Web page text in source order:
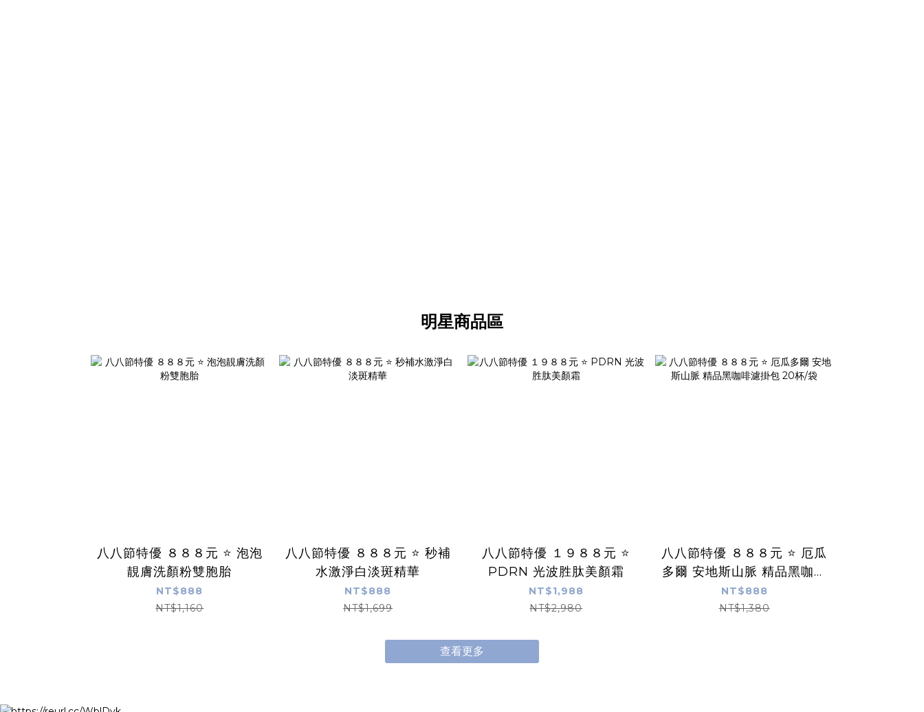
明星商品區
八八節特優 ８８８元 ⭐️ 泡泡
靚膚洗顏粉雙胞胎
NT$888
NT$1,160
八八節特優 ８８８元 ⭐️ 秒補
水激淨白淡斑精華
NT$888
NT$1,699
八八節特優 １９８８元 ⭐️
PDRN 光波胜肽美顏霜
NT$1,988
NT$2,980
八八節特優 ８８８元 ⭐️ 厄瓜
多爾 安地斯山脈 精品黑咖啡
濾掛包 20杯/袋
NT$888
NT$1,380
查看更多